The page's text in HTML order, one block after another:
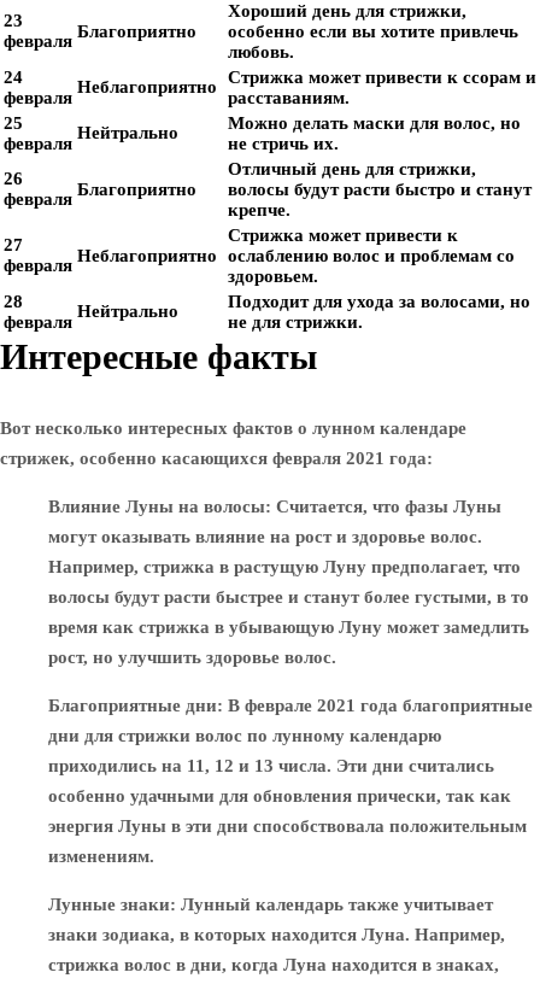
23
февраля Благоприятно
Хороший день для стрижки,
особенно если вы хотите привлечь
любовь.
24
февраля
Неблагоприятно
Стрижка может привести к ссорам и
расставаниям.
25
февраля
Нейтрально
Можно делать маски для волос, но
не стричь их.
26
февраля Благоприятно
Отличный день для стрижки,
волосы будут расти быстро и станут
крепче.
27
февраля Неблагоприятно
Стрижка может привести к
ослаблению волос и проблемам со
здоровьем.
28
февраля
Нейтрально
Подходит для ухода за волосами, но
не для стрижки.
Интересные факты
Вот несколько интересных фактов о лунном календаре
стрижек, особенно касающихся февраля 2021 года:
Влияние Луны на волосы: Считается, что фазы Луны
могут оказывать влияние на рост и здоровье волос.
Например, стрижка в растущую Луну предполагает, что
волосы будут расти быстрее и станут более густыми, в то
время как стрижка в убывающую Луну может замедлить
рост, но улучшить здоровье волос.
Благоприятные дни: В феврале 2021 года благоприятные
дни для стрижки волос по лунному календарю
приходились на 11, 12 и 13 числа. Эти дни считались
особенно удачными для обновления прически, так как
энергия Луны в эти дни способствовала положительным
изменениям.
Лунные знаки: Лунный календарь также учитывает
знаки зодиака, в которых находится Луна. Например,
стрижка волос в дни, когда Луна находится в знаках,